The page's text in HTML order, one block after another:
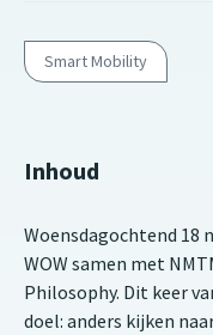
Smart Mobility
Inhoud
Woensdagochtend 18
WOW samen met
Philosophy. Dit keer
doel: anders kijken